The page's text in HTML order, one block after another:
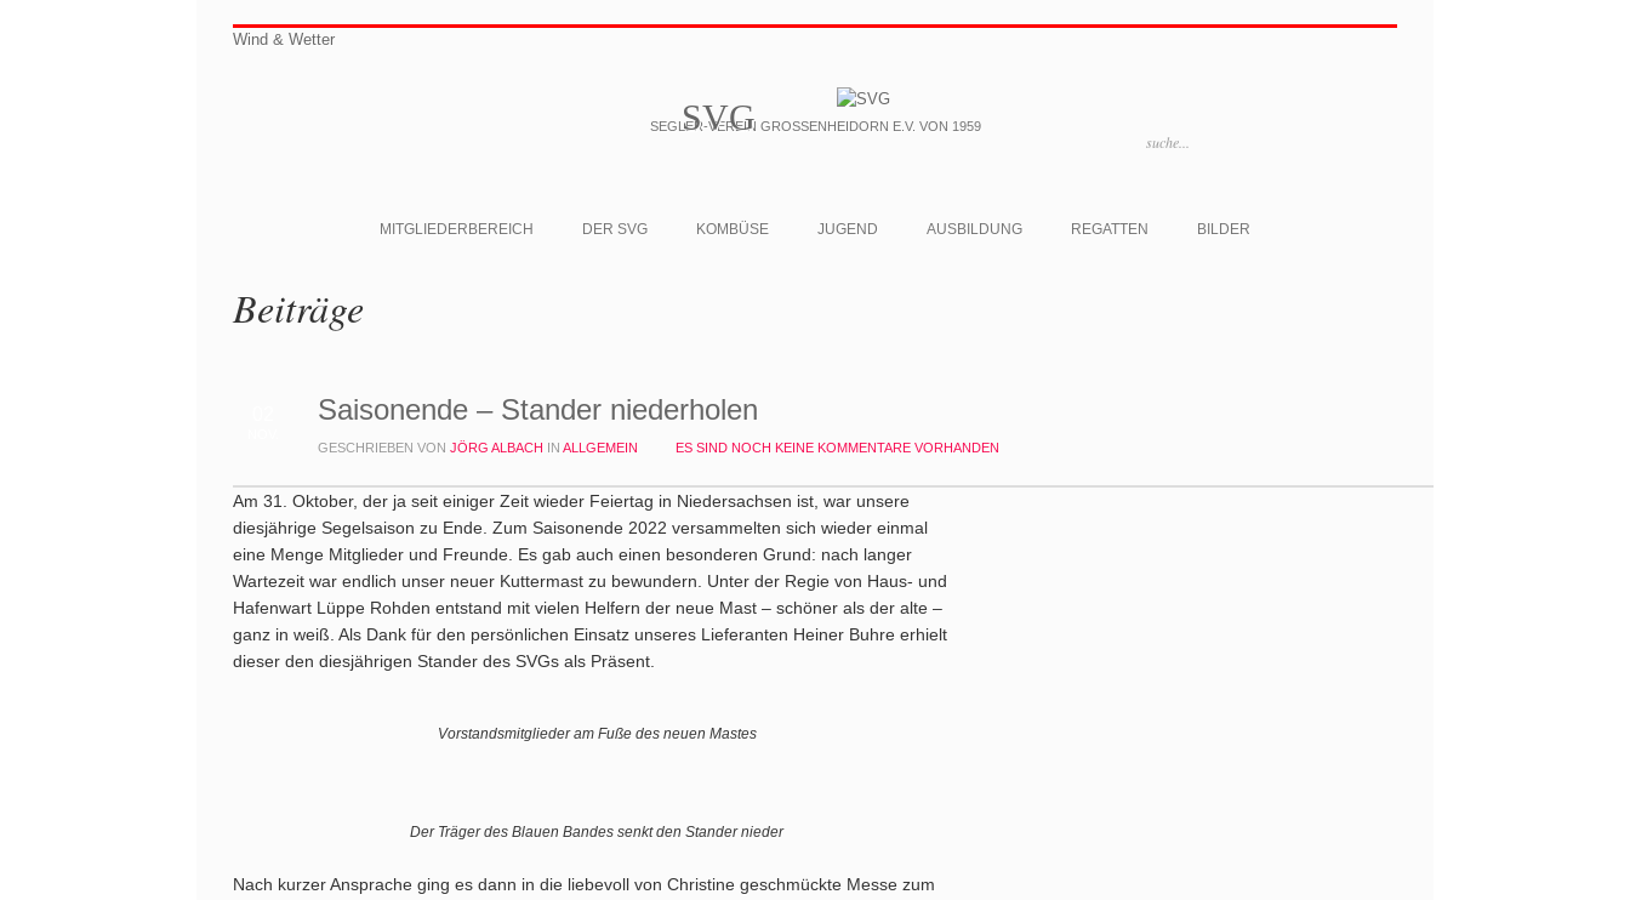
Wind & Wetter
SVG
SEGLER-VEREIN GROSSENHEIDORN E.V. VON 1959
MITGLIEDERBEREICH DER SVG KOMBÜSE JUGEND AUSBILDUNG REGATTEN BILDER
Beiträge
Saisonende – Stander niederholen
GESCHRIEBEN VON JÖRG ALBACH IN ALLGEMEIN ES SIND NOCH KEINE KOMMENTARE VORHANDEN
Am 31. Oktober, der ja seit einiger Zeit wieder Feiertag in Niedersachsen ist, war unsere
diesjährige Segelsaison zu Ende. Zum Saisonende 2022 versammelten sich wieder einmal
eine Menge Mitglieder und Freunde. Es gab auch einen besonderen Grund: nach langer
Wartezeit war endlich unser neuer Kuttermast zu bewundern. Unter der Regie von Haus- und
Hafenwart Lüppe Rohden entstand mit vielen Helfern der neue Mast – schöner als der alte –
ganz in weiß. Als Dank für den persönlichen Einsatz unseres Lieferanten Heiner Buhre erhielt
dieser den diesjährigen Stander des SVGs als Präsent.
Vorstandsmitglieder am Fuße des neuen Mastes
Der Träger des Blauen Bandes senkt den Stander nieder
Nach kurzer Ansprache ging es dann in die liebevoll von Christine geschmückte Messe zum